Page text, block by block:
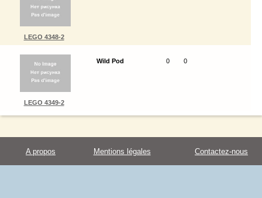
LEGO 4348-2
LEGO 4349-2
Wild Pod 0 0
A propos Mentions légales Contactez-nous